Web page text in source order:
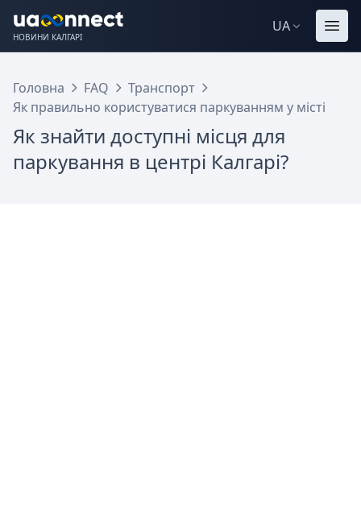
НОВИНИ КАЛГАРІ
UA
Головна FAQ
Транспорт
Як правильно користуватися паркуванням у місті
Як знайти доступні місця для
паркування в центрі Калгарі?